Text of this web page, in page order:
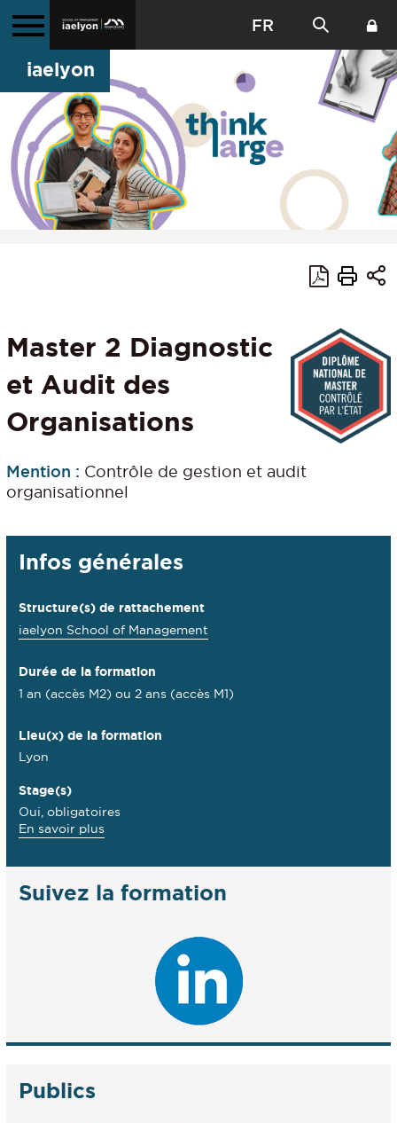
FR
iaelyon
Master 2 Diagnostic
et Audit des
Organisations
Mention : Contrôle de gestion et audit
organisationnel
Détails
Infos générales
Structure(s) de rattachement
iaelyon School of Management
Durée de la formation
1 an (accès M2) ou 2 ans (accès M1)
Lieu(x) de la formation
Lyon
Stage(s)
Oui, obligatoires
En savoir plus
des
Stage(s)
Suivez la formation
Publics